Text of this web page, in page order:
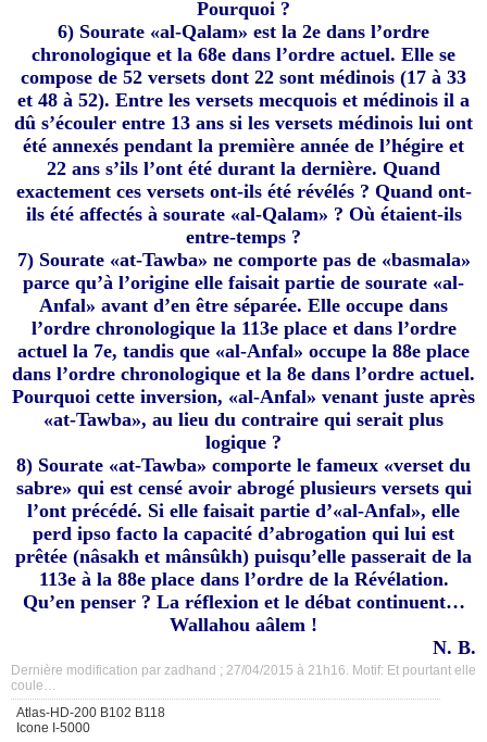
Pourquoi ?
6) Sourate «al-Qalam» est la 2e dans l’ordre
chronologique et la 68e dans l’ordre actuel. Elle se
compose de 52 versets dont 22 sont médinois (17 à 33
et 48 à 52). Entre les versets mecquois et médinois il a
dû s’écouler entre 13 ans si les versets médinois lui ont
été annexés pendant la première année de l’hégire et
22 ans s’ils l’ont été durant la dernière. Quand
exactement ces versets ont-ils été révélés ? Quand ont-
ils été affectés à sourate «al-Qalam» ? Où étaient-ils
entre-temps ?
7) Sourate «at-Tawba» ne comporte pas de «basmala»
parce qu’à l’origine elle faisait partie de sourate «al-
Anfal» avant d’en être séparée. Elle occupe dans
l’ordre chronologique la 113e place et dans l’ordre
actuel la 7e, tandis que «al-Anfal» occupe la 88e place
dans l’ordre chronologique et la 8e dans l’ordre actuel.
Pourquoi cette inversion, «al-Anfal» venant juste après
«at-Tawba», au lieu du contraire qui serait plus
logique ?
8) Sourate «at-Tawba» comporte le fameux «verset du
sabre» qui est censé avoir abrogé plusieurs versets qui
l’ont précédé. Si elle faisait partie d’«al-Anfal», elle
perd ipso facto la capacité d’abrogation qui lui est
prêtée (nâsakh et mânsûkh) puisqu’elle passerait de la
113e à la 88e place dans l’ordre de la Révélation.
Qu’en penser ? La réflexion et le débat continuent…
Wallahou aâlem !
N. B.
Dernière modification par zadhand ; 27/04/2015 à 21h16. Motif: Et pourtant elle
coule…
Atlas-HD-200 B102 B118
Icone I-5000